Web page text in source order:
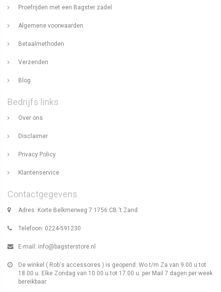
Proefrijden met een Bagster zadel
Algemene voorwaarden
Betaalmethoden
Verzenden
Blog
Bedrijfs links
Over ons
Disclaimer
Privacy Policy
Klantenservice
Contactgegevens
Adres: Korte Belkmerweg 7 1756 CB 't Zand
Telefoon: 0224-591230
E-mail: info@bagsterstore.nl
De winkel ( Rob's accessoires ) is geopend: Wo t/m Za van 9.00 u tot
18.00 u. Elke Zondag van 10.00 u tot 17.00 u. per Mail 7 dagen per week
bereikbaar.